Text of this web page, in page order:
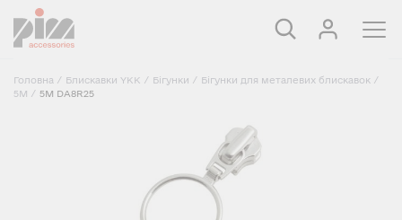
Головна / Блискавки YKK / Бігунки / Бігунки для металевих блискавок /
5M / 5M DA8R25